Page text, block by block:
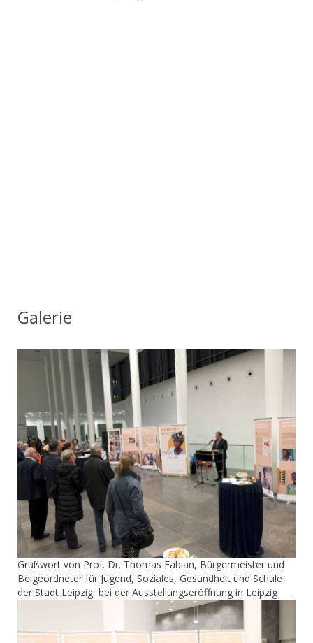
Galerie
Grußwort von Prof. Dr. Thomas Fabian, Bürgermeister und
Beigeordneter für Jugend, Soziales, Gesundheit und Schule
der Stadt Leipzig, bei der Ausstellungseröffnung in Leipzig